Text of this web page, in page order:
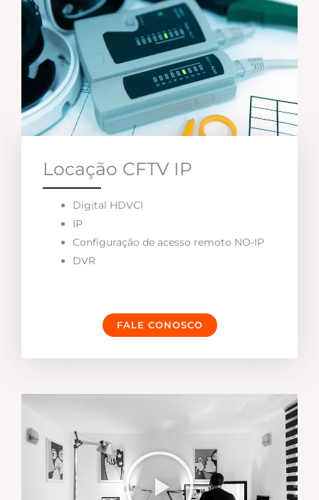
Locação CFTV IP
Digital HDVCI
IP
Configuração de acesso remoto NO-IP
DVR
FALE CONOSCO